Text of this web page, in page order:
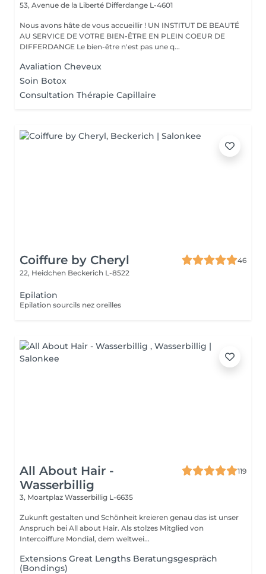
53, Avenue de la Liberté Differdange L-4601
Nous avons hâte de vous accueillir ! UN INSTITUT DE BEAUTÉ
AU SERVICE DE VOTRE BIEN-ÊTRE EN PLEIN COEUR DE
DIFFERDANGE Le bien-être n'est pas une q...
Avaliation Cheveux
Soin Botox
Consultation Thérapie Capillaire
Coiffure by Cheryl
46
22, Heidchen Beckerich L-8522
Epilation
Epilation sourcils nez oreilles
All About Hair -
Wasserbillig
119
3, Moartplaz Wasserbillig L-6635
Zukunft gestalten und Schönheit kreieren genau das ist unser
Anspruch bei All about Hair. Als stolzes Mitglied von
Intercoiffure Mondial, dem weltwei...
Extensions Great Lengths Beratungsgespräch
(Bondings)